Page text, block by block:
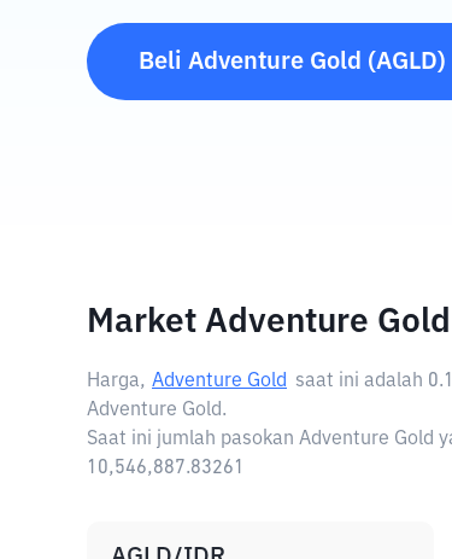
Beli Adventure Gold (AGLD)
Market Adventure Gold
Harga, Adventure Gold saat ini adalah
Adventure Gold.
Saat ini jumlah pasokan Adventure Gold
10,546,887.83261